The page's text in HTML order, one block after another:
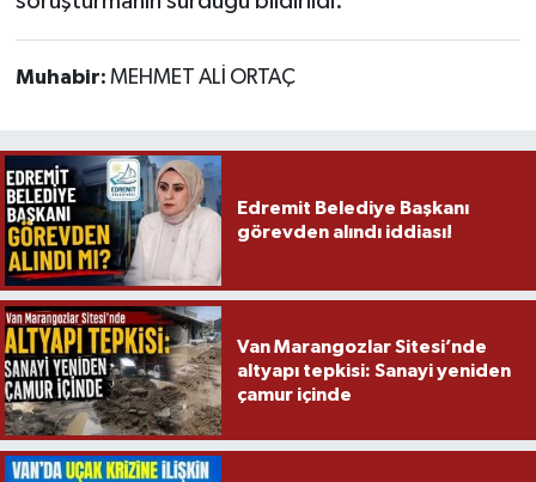
Muhabir: MEHMET ALİ ORTAÇ
Edremit Belediye Başkanı
görevden alındı iddiası!
Van Marangozlar Sitesi’nde
altyapı tepkisi: Sanayi yeniden
çamur içinde